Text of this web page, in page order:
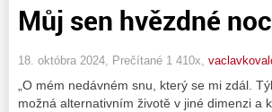
Můj sen hvězdné
18. októbra 2024, Prečítané 1 410x,
„O mém nedávném snu, který se mi zdál.
možná alternativním životě v jiné dimenzi a